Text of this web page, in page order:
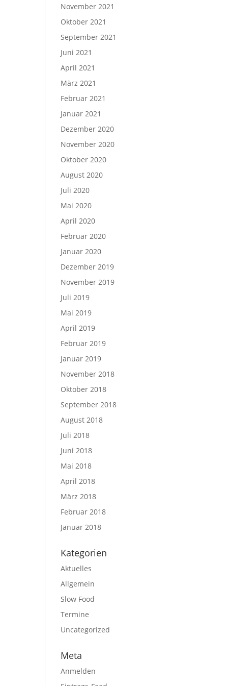
November 2021
Oktober 2021
September 2021
Juni 2021
April 2021
März 2021
Februar 2021
Januar 2021
Dezember 2020
November 2020
Oktober 2020
August 2020
Juli 2020
Mai 2020
April 2020
Februar 2020
Januar 2020
Dezember 2019
November 2019
Juli 2019
Mai 2019
April 2019
Februar 2019
Januar 2019
November 2018
Oktober 2018
September 2018
August 2018
Juli 2018
Juni 2018
Mai 2018
April 2018
März 2018
Februar 2018
Januar 2018
Kategorien
Aktuelles
Allgemein
Slow Food
Termine
Uncategorized
Meta
Anmelden